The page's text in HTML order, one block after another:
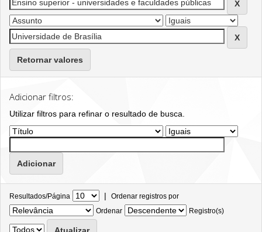
Retornar valores
Adicionar filtros:
Utilizar filtros para refinar o resultado de busca.
Resultados/Página | Ordenar registros por
Ordenar
Registro(s)